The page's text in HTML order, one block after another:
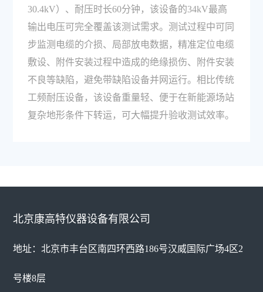
30.4kV）、耐压时长60分钟，该设备的34kV最高
输出电压可完全覆盖该测试需求。测试过程中可同
步监测电缆的介损、局部放电数据，精准定位电缆
敷设、附件安装过程中造成的绝缘损伤、附件安装
不良等缺陷，避免带缺陷设备并网运行。相比传统
工频耐压设备，该设备重量轻、便于在新能源场站
复杂地形条件下转运，可大幅提升验收测试效率。
北京康高特仪器设备有限公司
地址：北京市丰台区南四环西路186号汉威国际广场4区2
号楼8层